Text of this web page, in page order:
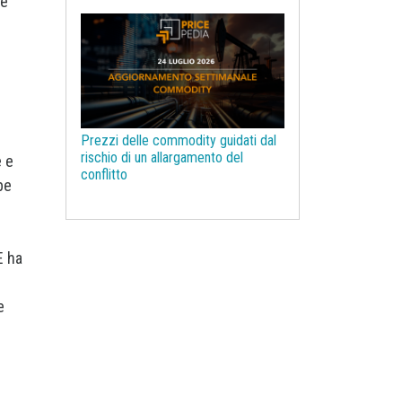
e
ha
Legno e Carta
Legno ingegnerizzato Litio
Macroeconomia Magnesio
Management Manganese
Materie prime farmaceutiche
Mercati Concorrenziali
Mercati d'asta
Prezzi delle commodity guidati dal
rischio di un allargamento del
conflitto